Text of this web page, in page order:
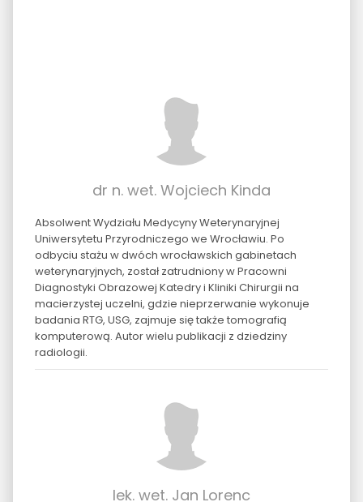
dr n. wet. Wojciech Kinda
Absolwent Wydziału Medycyny Weterynaryjnej
Uniwersytetu Przyrodniczego we Wrocławiu. Po
odbyciu stażu w dwóch wrocławskich gabinetach
weterynaryjnych, został zatrudniony w Pracowni
Diagnostyki Obrazowej Katedry i Kliniki Chirurgii na
macierzystej uczelni, gdzie nieprzerwanie wykonuje
badania RTG, USG, zajmuje się także tomografią
komputerową. Autor wielu publikacji z dziedziny
radiologii.
lek. wet. Jan Lorenc